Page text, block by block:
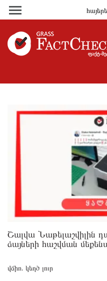
Շալվա Նաթելաշվիլին
ձայների հաշվման
վճիռ. կեղծ լուր